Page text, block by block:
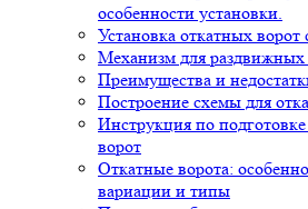
особенности установки.
Установка откатных
Механизм для раздвижных
Преимущества и
Построение схемы для
Инструкция по
ворот
Откатные ворота:
вариации и типы